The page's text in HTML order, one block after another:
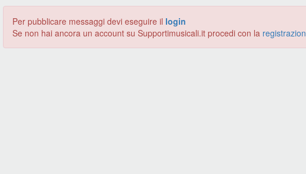
Per pubblicare messaggi devi eseguire il login
Se non hai ancora un account su Supportimusicali.it procedi con la